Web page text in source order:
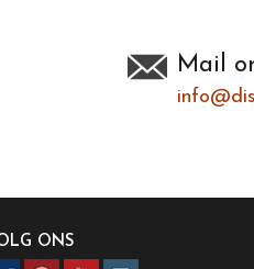
Mail
ONS